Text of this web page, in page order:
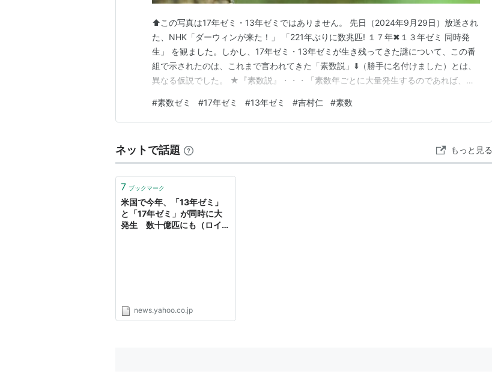
⬆️この写真は17年ゼミ・13年ゼミではありません。 先日（2024年9月29日）放送され
た、NHK「ダーウィンが来た！」 「221年ぶりに数兆匹! １７年✖１３年ゼミ 同時発
生」 を観ました。しかし、17年ゼミ・13年ゼミが生き残ってきた謎について、この番
組で示されたのは、これまで言われてきた「素数説」⬇️（勝手に名付けました）とは、
異なる仮説でした。 ★『素数説』・・・「素数年ごとに大量発生するのであれば、発
ミとの交雑や競合を避けることができ、また天敵である寄生虫の発生周期とも重なりに
くいため、この素数ゼミが生き…
#素数ゼミ #17年ゼミ #13年ゼミ #吉村仁 #素数
ネットで話題 もっと見る
7 ブックマーク
米国で今年、「13年ゼミ」
と「17年ゼミ」が同時に大
発生 数十億匹にも（ロイタ
news.yahoo.co.jp